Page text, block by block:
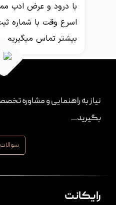
با درود و عرض ادب
اسرع وقت با شماره
بیشتر تماس میگیریم.
نیاز به راهنمایی و مشاوره
بگیرید...
رایکانت